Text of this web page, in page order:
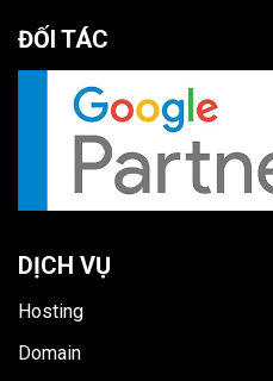
ĐỐI TÁC
DỊCH VỤ
Hosting
Domain